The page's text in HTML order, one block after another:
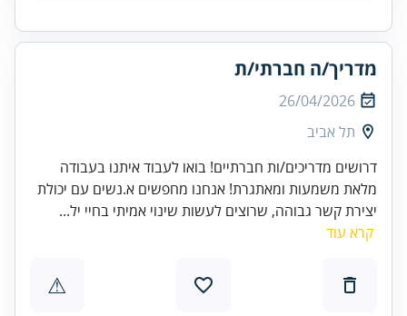
מדריך/ה חברתי/ת
26/04/2026
תל אביב
דרושים מדריכים/ות חברתיים! בואו לעבוד איתנו בעבודה
מלאת משמעות ומאתגרת! אנחנו מחפשים א.נשים עם יכולת
יצירת קשר גבוהה, שרוצים לעשות שינוי אמיתי בחיי יל...
קרא עוד
⚠